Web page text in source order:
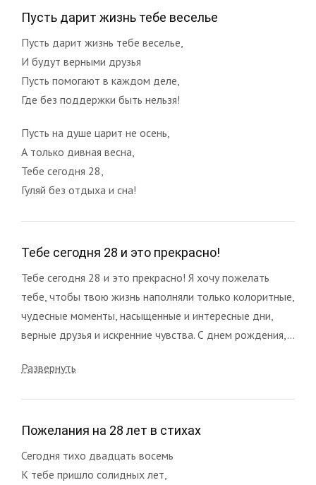
Пусть дарит жизнь тебе веселье
Пусть дарит жизнь тебе веселье,
И будут верными друзья
Пусть помогают в каждом деле,
Где без поддержки быть нельзя!
Пусть на душе царит не осень,
А только дивная весна,
Тебе сегодня 28,
Гуляй без отдыха и сна!
Тебе сегодня 28 и это прекрасно!
Тебе сегодня 28 и это прекрасно! Я хочу пожелать
тебе, чтобы твою жизнь наполняли только колоритные,
чудесные моменты, насыщенные и интересные дни,
верные друзья и искренние чувства. С днем рождения,...
Развернуть
Пожелания на 28 лет в стихах
Сегодня тихо двадцать восемь
К тебе пришло солидных лет,